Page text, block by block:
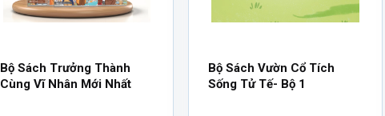
Bộ Sách Trưởng Thành
Cùng Vĩ Nhân Mới Nhất
Bộ Sách Vườn Cổ Tích
Sống Tử Tế- Bộ 1